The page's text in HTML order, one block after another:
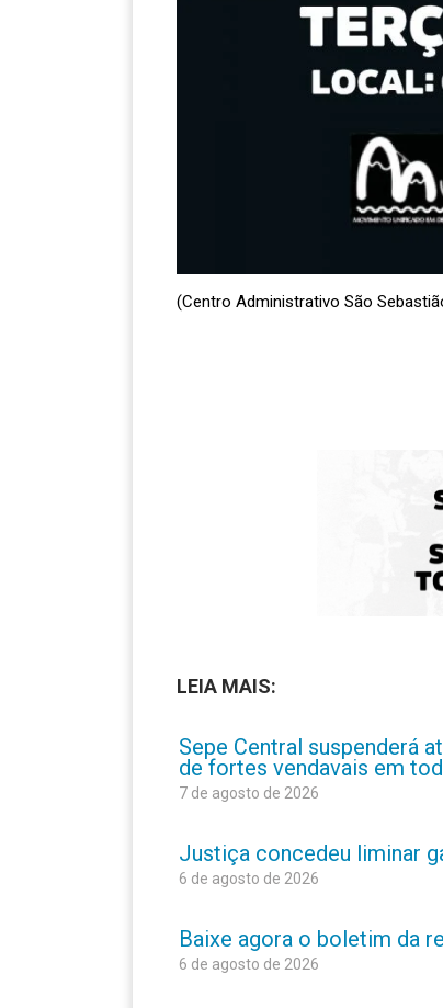
(Centro Administrativo São
LEIA MAIS:
Sepe Central suspenderá
de fortes vendavais em
7 de agosto de 2026
Justiça concedeu liminar
6 de agosto de 2026
Baixe agora o boletim da
6 de agosto de 2026